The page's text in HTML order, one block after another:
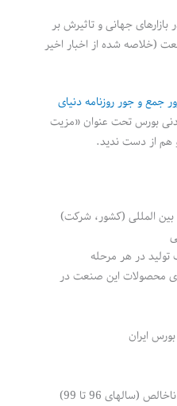
بازارهای جهانی و تاثیرش بر
(خلاصه شده از اخبار اخیر
جمع و جور روزنامه دنیای
بورس تحت عنوان «مزیت
هم از دست ندید.
بین المللی (کشور، شرکت)
تولید در هر مرحله
محصولات این صنعت در
ایران
(سالهای 96 تا 99)